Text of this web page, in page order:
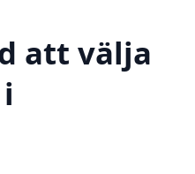
att välja